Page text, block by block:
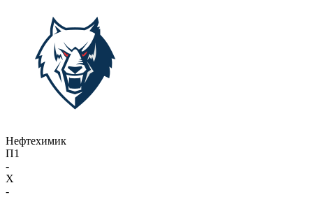
Нефтехимик
П1
-
X
-